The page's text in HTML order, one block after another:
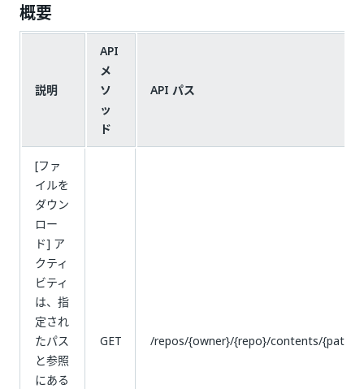
概要
説明
API
メ
ソ
ッ
ド
API パス
[ファ
イルを
ダウン
ロー
ド] ア
クティ
ビティ
は、指
定され
たパス
と参照
にある
GET /repos/{owner}/{repo}/contents/{path}